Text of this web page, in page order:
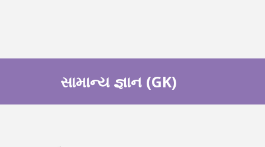
સામાન્ય જ્ઞાન (GK)